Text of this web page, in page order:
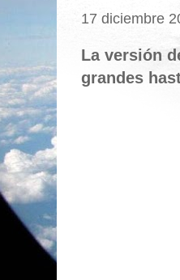
17 diciembre
La versión
grandes